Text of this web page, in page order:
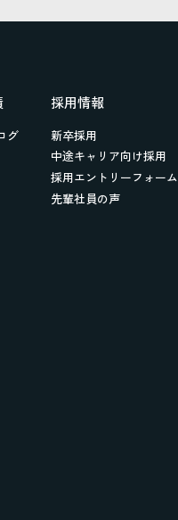
グ
採用情報
新卒採用
中途キャリア向け採用
採用エントリーフォーム
先輩社員の声